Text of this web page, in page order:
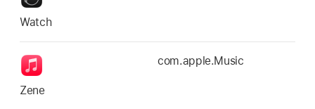
Watch
Zene
com.apple.Music